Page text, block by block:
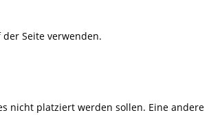
Seite verwenden.
nicht platziert werden sollen. Eine andere